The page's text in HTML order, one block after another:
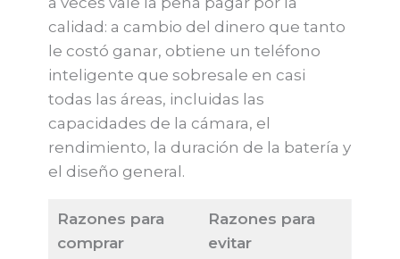
calidad: a cambio del dinero que tanto
le costó ganar, obtiene un teléfono
inteligente que sobresale en casi
todas las áreas, incluidas las
capacidades de la cámara, el
rendimiento, la duración de la batería y
el diseño general.
Razones para
comprar
Razones para
evitar